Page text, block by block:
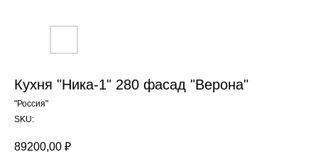
Кухня "Ника-1" 280 фасад "Верона"
"Россия"
SKU:
89200,00 ₽